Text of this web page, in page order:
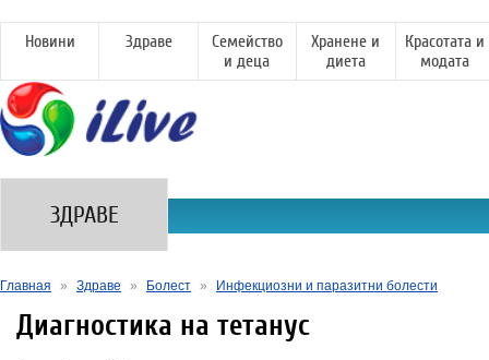
Новини Здраве
Семейство
и деца
Хранене и
диета
Красотата и
модата
ЗДРАВЕ
Главная » Здраве » Болест » Инфекциозни и паразитни болести
Диагностика на тетанус